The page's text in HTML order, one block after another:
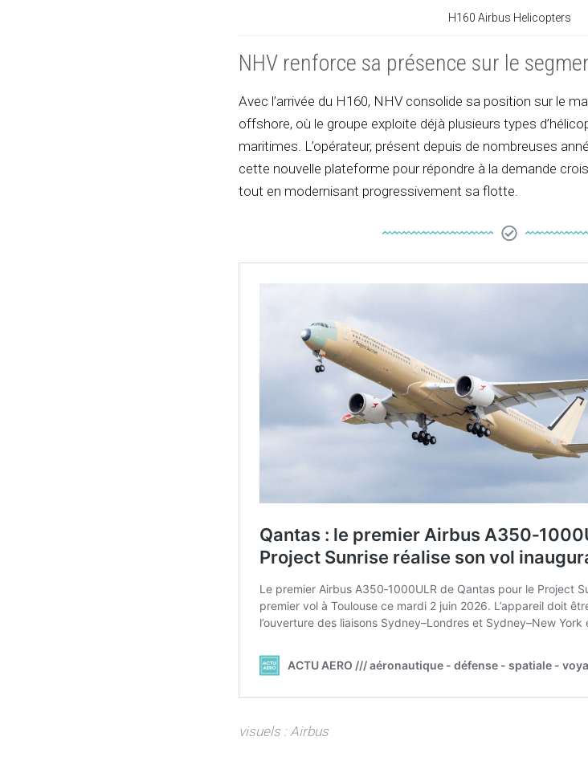
H160 Airbus Helicopters
NHV renforce sa présence sur le
Avec l’arrivée du H160, NHV consolide sa position sur le
offshore, où le groupe exploite déjà plusieurs types
maritimes. L’opérateur, présent depuis de nombreuses
cette nouvelle plateforme pour répondre à la demande
tout en modernisant progressivement sa flotte.
visuels : Airbus